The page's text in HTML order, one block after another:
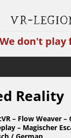
VR-
We don't play
Reality
– Flow Weaver –
– Magischer